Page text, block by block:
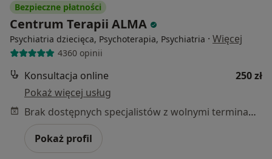
Bezpieczne płatności
Centrum Terapii ALMA
Psychiatria dziecięca, Psychoterapia, Psychiatria · Więcej
4360 opinii
Konsultacja online
250 zł
Pokaż więcej usług
Brak dostępnych specjalistów z wolnymi terminami w tym centrum medycznym.
Pokaż profil